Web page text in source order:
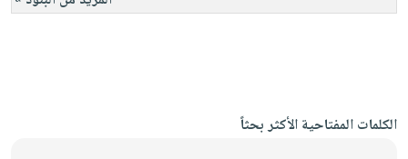
الكلمات المفتاحية الأكثر بحثاً